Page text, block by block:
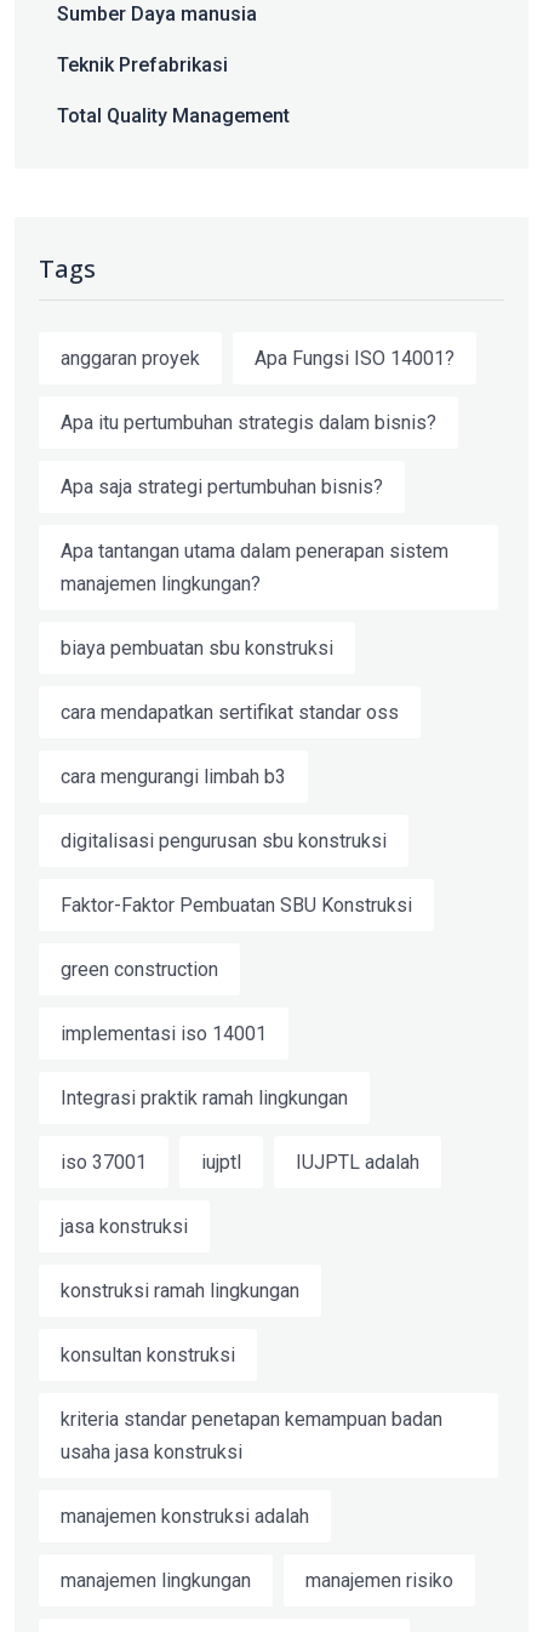
Sumber Daya manusia
Teknik Prefabrikasi
Total Quality Management
Tags
anggaran proyek Apa Fungsi ISO 14001?
Apa itu pertumbuhan strategis dalam bisnis?
Apa saja strategi pertumbuhan bisnis?
Apa tantangan utama dalam penerapan sistem
manajemen lingkungan?
biaya pembuatan sbu konstruksi
cara mendapatkan sertifikat standar oss
cara mengurangi limbah b3
digitalisasi pengurusan sbu konstruksi
Faktor-Faktor Pembuatan SBU Konstruksi
green construction
implementasi iso 14001
Integrasi praktik ramah lingkungan
iso 37001 iujptl IUJPTL adalah
jasa konstruksi
konstruksi ramah lingkungan
konsultan konstruksi
kriteria standar penetapan kemampuan badan
usaha jasa konstruksi
manajemen konstruksi adalah
manajemen lingkungan manajemen risiko